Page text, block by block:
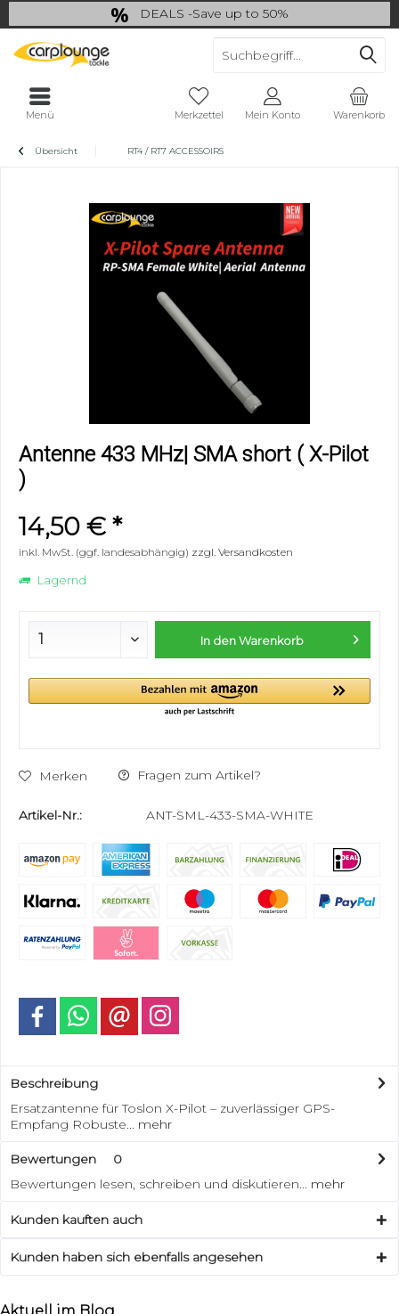
DEALS -Save up to 50%
last Chance: ... if gone then gone
Warenkorb
Merkzettel Mein Konto
Menü
Übersicht RT4 / RT7 ACCESSOIRS
Antenne 433 MHz| SMA short ( X-Pilot
)
14,50 € *
inkl. MwSt. (ggf. landesabhängig) zzgl. Versandkosten
Lagernd
In denWarenkorb
Merken Fragen zum Artikel?
Artikel-Nr.: ANT-SML-433-SMA-WHITE
Beschreibung
Ersatzantenne für Toslon X-Pilot – zuverlässiger GPS-
Empfang Robuste... mehr
Bewertungen
0
Bewertungen lesen, schreiben und diskutieren... mehr
Kunden kauften auch
Kunden haben sich ebenfalls angesehen